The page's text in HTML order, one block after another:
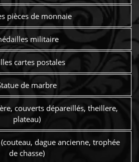
pièces de monnaie
militaire
cartes postales
de marbre
couverts dépareillés, theillere,
plateau)
dague ancienne, trophée
de chasse)